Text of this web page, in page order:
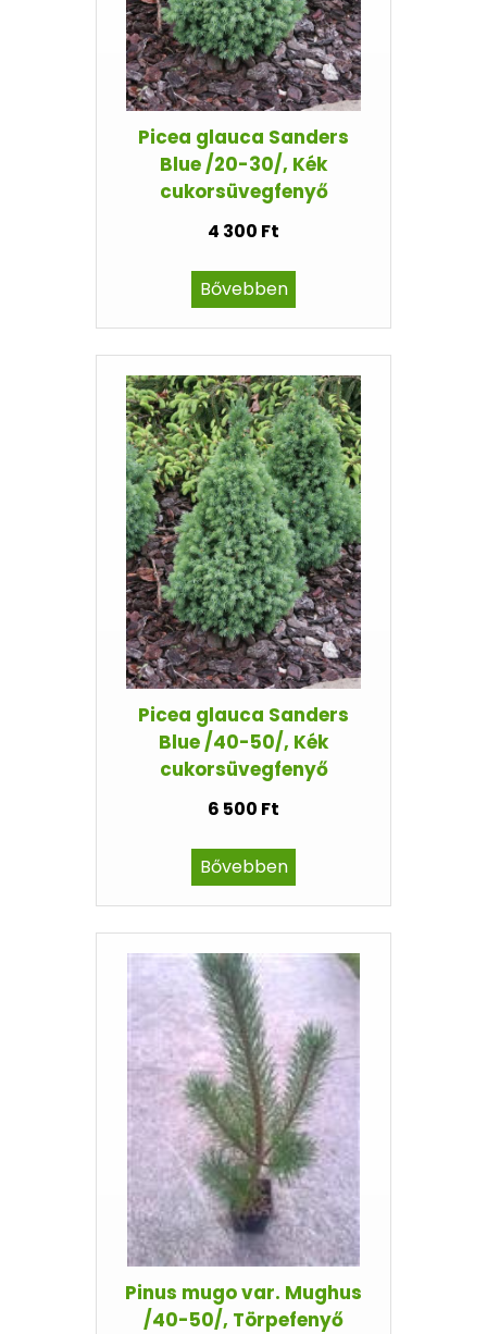
Picea glauca Sanders
Blue /20-30/, Kék
cukorsüvegfenyő
4 300 Ft
Bővebben
Picea glauca Sanders
Blue /40-50/, Kék
cukorsüvegfenyő
6 500 Ft
Bővebben
Pinus mugo var. Mughus
/40-50/, Törpefenyő